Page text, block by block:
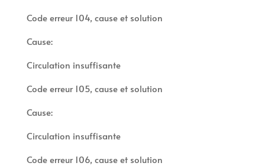
Code erreur 104, cause et solution
Cause:
Circulation insuffisante
Code erreur 105, cause et solution
Cause:
Circulation insuffisante
Code erreur 106, cause et solution